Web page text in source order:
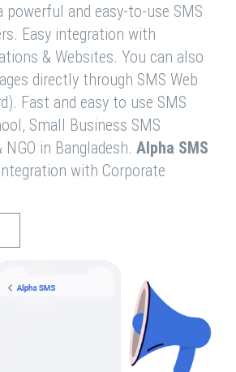
powerful and easy-to-use SMS
Easy integration with
& Websites. You can also
directly through SMS Web
Fast and easy to use SMS
Small Business SMS
in Bangladesh. Alpha SMS
with Corporate